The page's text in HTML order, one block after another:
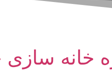
خانه